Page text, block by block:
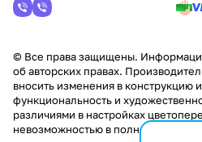
© Все права защищены.
об авторских правах.
вносить изменения в конструкцию
функциональность и
различиями в настройках
невозможностью в полной мере